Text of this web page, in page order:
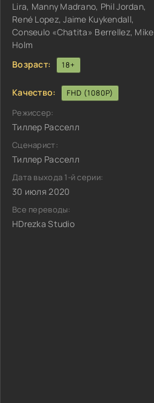
Lira, Manny Madrano, Phil Jordan,
René Lopez, Jaime Kuykendall,
Conseulo «Chatita» Berrellez, Mike
Holm
Возраст:
18+
Качество: FHD (1080P)
Режиссер:
Тиллер Расселл
Сценарист:
Тиллер Расселл
Дата выхода 1-й серии:
30 июля 2020
Все переводы:
HDrezka Studio